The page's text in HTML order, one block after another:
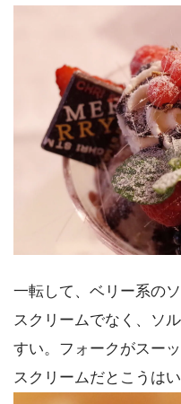
一転して、ベリー系の
スクリームでなく、ソ
すい。フォークがスー
スクリームだとこうはい